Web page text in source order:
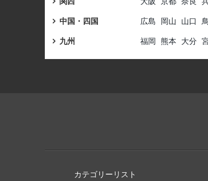
中国・四国 広島 岡山 山口
九州 福岡 熊本 大分
カテゴリーリスト